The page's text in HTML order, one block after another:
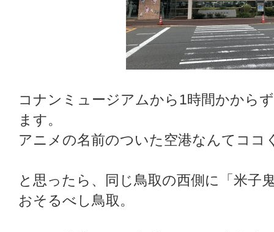
コナンミュージアムから1時間かから
ます。
アニメの名前のついた空港なんてココ
と思ったら、同じ鳥取の西側に「米子
おそるべし鳥取。